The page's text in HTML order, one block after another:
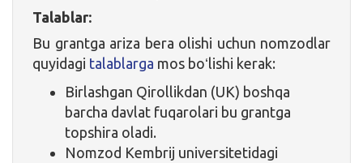
Talablar:
Bu grantga ariza bera olishi uchun nomzodlar
quyidagi talablarga mos boʻlishi kerak:
Birlashgan Qirollikdan (UK) boshqa
barcha davlat fuqarolari bu grantga
topshira oladi.
Nomzod Kembrij universitetidagi